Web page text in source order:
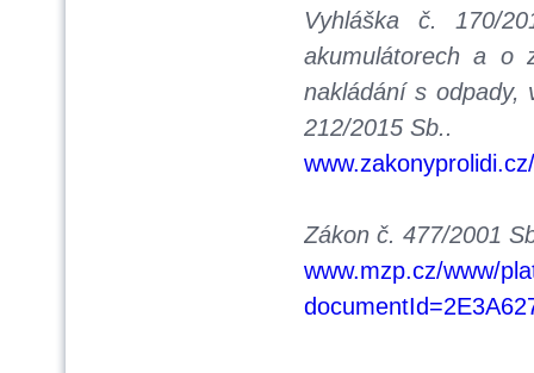
Vyhláška č. 170/
akumulátorech a o
nakládání s odpady,
212/2015 Sb..
Zákon č. 477/2001
www.mzp.cz/www/